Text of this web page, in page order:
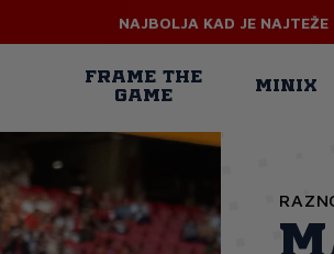
NAJBOLJA KAD JE NAJTEŽE
FRAME THE
GAME
MINIX